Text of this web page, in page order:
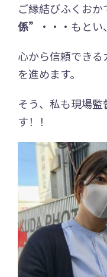
ご縁結びふくおか
係”
・・・もとい、
心から信頼でき
を進めます。
そう、私も現場
す！！